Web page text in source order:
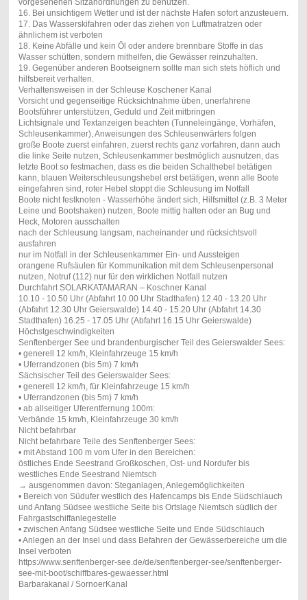
vorgesehenen Sitzanordnungen zu benutzen.
16. Bei unsichtigem Wetter und ist der nächste Hafen sofort anzusteuern.
17. Das Wasserskifahren oder das ziehen von Luftmatratzen oder
ähnlichem ist verboten
18. Keine Abfälle und kein Öl oder andere brennbare Stoffe in das
Wasser schütten, sondern mithelfen, die Gewässer reinzuhalten.
19. Gegenüber anderen Bootseignern sollte man sich stets höflich und
hilfsbereit verhalten.
Verhaltensweisen in der Schleuse Koschener Kanal
Vorsicht und gegenseitige Rücksichtnahme üben, unerfahrene
Bootsführer unterstützen, Geduld und Zeit mitbringen
Lichtsignale und Textanzeigen beachten (Tunneleingänge, Vorhäfen,
Schleusenkammer), Anweisungen des Schleusenwärters folgen
große Boote zuerst einfahren, zuerst rechts ganz vorfahren, dann auch
die linke Seite nutzen, Schleusenkammer bestmöglich ausnutzen, das
letzte Boot so festmachen, dass es die beiden Schalthebel betätigen
kann, blauen Weiterschleusungshebel erst betätigen, wenn alle Boote
eingefahren sind, roter Hebel stoppt die Schleusung im Notfall
Boote nicht festknoten - Wasserhöhe ändert sich, Hilfsmittel (z.B. 3 Meter
Leine und Bootshaken) nutzen, Boote mittig halten oder an Bug und
Heck, Motoren ausschalten
nach der Schleusung langsam, nacheinander und rücksichtsvoll
ausfahren
nur im Notfall in der Schleusenkammer Ein- und Aussteigen
orangene Rufsäulen für Kommunikation mit dem Schleusenpersonal
nutzen, Notruf (112) nur für den wirklichen Notfall nutzen
Durchfahrt SOLARKATAMARAN – Koschner Kanal
10.10 - 10.50 Uhr (Abfahrt 10.00 Uhr Stadthafen) 12.40 - 13.20 Uhr
(Abfahrt 12.30 Uhr Geierswalde) 14.40 - 15.20 Uhr (Abfahrt 14.30
Stadthafen) 16.25 - 17.05 Uhr (Abfahrt 16.15 Uhr Geierswalde)
Höchstgeschwindigkeiten
Senftenberger See und brandenburgischer Teil des Geierswalder Sees:
• generell 12 km/h, Kleinfahrzeuge 15 km/h
• Uferrandzonen (bis 5m) 7 km/h
Sächsischer Teil des Geierswalder Sees:
• generell 12 km/h, für Kleinfahrzeuge 15 km/h
• Uferrandzonen (bis 5m) 7 km/h
• ab allseitiger Uferentfernung 100m:
Verbände 15 km/h, Kleinfahrzeuge 30 km/h
Nicht befahrbar
Nicht befahrbare Teile des Senftenberger Sees:
• mit Abstand 100 m vom Ufer in den Bereichen:
östliches Ende Seestrand Großkoschen, Ost- und Nordufer bis
westliches Ende Seestrand Niemtsch
→ ausgenommen davon: Steganlagen, Anlegemöglichkeiten
• Bereich von Südufer westlich des Hafencamps bis Ende Südschlauch
und Anfang Südsee westliche Seite bis Ortslage Niemtsch südlich der
Fahrgastschiffanlegestelle
• zwischen Anfang Südsee westliche Seite und Ende Südschlauch
• Anlegen an der Insel und dass Befahren der Gewässerbereiche um die
Insel verboten
https://www.senftenberger-see.de/de/senftenberger-see/senftenberger-
see-mit-boot/schiffbares-gewaesser.html
Barbarakanal / SornoerKanal